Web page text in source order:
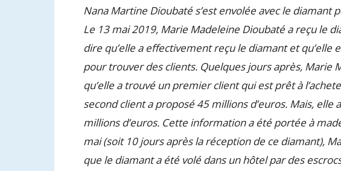
Nana Martine Dioubaté s’est envolée avec le diamant
Le 13 mai 2019, Marie Madeleine Dioubaté a reçu le
dire qu’elle a effectivement reçu le diamant et qu’elle
pour trouver des clients. Quelques jours après, Marie
qu’elle a trouvé un premier client qui est prêt à
second client a proposé 45 millions d’euros. Mais, elle
millions d’euros. Cette information a été portée à
mai (soit 10 jours après la réception de ce diamant),
que le diamant a été volé dans un hôtel par des